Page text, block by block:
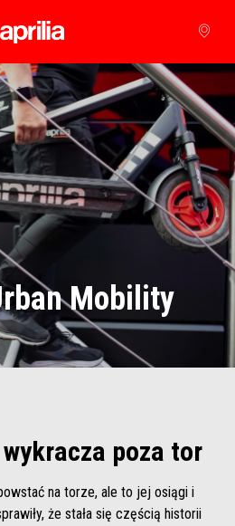
Idź do strony głównej
Mobility
poza tor
na torze, ale to jej osiągi i
że stała się częścią historii